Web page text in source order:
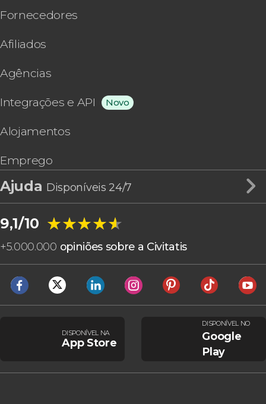
Fornecedores
Afiliados
Agências
Integrações e API Novo
Alojamentos
Emprego
Ajuda Disponíveis 24/7
9,1/10 ★★★★★
★★★★★
+5.000.000 opiniões sobre a Civitatis
DISPONÍVEL NA
App Store
DISPONÍVEL NO
Google
Play